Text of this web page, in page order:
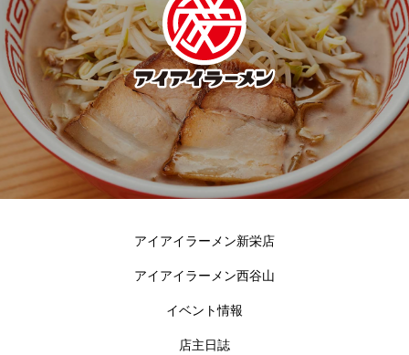
アイアイラーメン新栄店
アイアイラーメン西谷山
イベント情報
店主日誌